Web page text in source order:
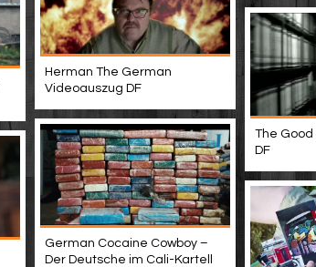
Herman The German
Videoauszug DF
The Good
DF
German Cocaine Cowboy –
Der Deutsche im Cali-Kartell